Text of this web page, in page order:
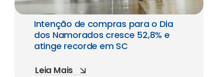
Intenção de compras para o Dia
dos Namorados cresce 52,8% e
atinge recorde em SC
Leia Mais